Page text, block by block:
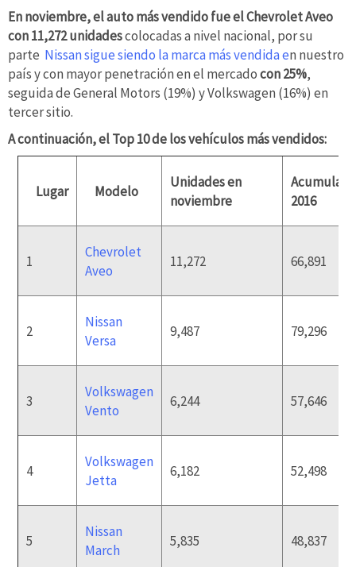
En noviembre, el auto más vendido fue el Chevrolet Aveo
con 11,272 unidadescolocadas a nivel nacional, por su
parte Nissan sigue siendo la marca más vendida en nuestro
país y con mayor penetración en el mercadocon 25%,
seguida de General Motors (19%) y Volkswagen (16%) en
tercer sitio.
A continuación, el Top 10 de los vehículos más vendidos:
Lugar Modelo
Unidades en
noviembre
2016
1
Chevrolet
Aveo
11,272 66,891
2
Nissan
Versa
9,487 79,296
3
Volkswagen
Vento
6,244 57,646
4
Volkswagen
Jetta
6,182 52,498
5
Nissan
March
5,835 48,837